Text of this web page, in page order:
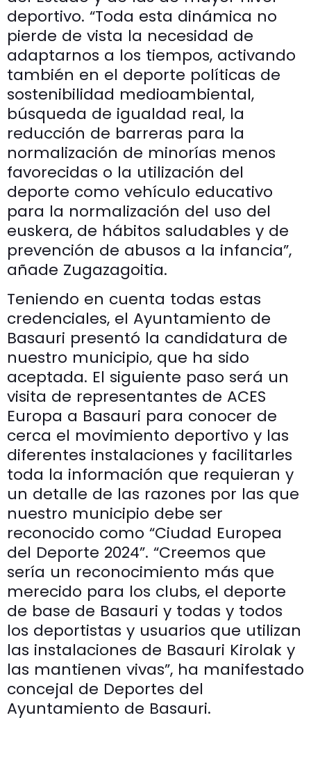
deportivo. “Toda esta dinámica no
pierde de vista la necesidad de
adaptarnos a los tiempos, activando
también en el deporte políticas de
sostenibilidad medioambiental,
búsqueda de igualdad real, la
reducción de barreras para la
normalización de minorías menos
favorecidas o la utilización del
deporte como vehículo educativo
para la normalización del uso del
euskera, de hábitos saludables y de
prevención de abusos a la infancia”,
añade Zugazagoitia.
Teniendo en cuenta todas estas
credenciales, el Ayuntamiento de
Basauri presentó la candidatura de
nuestro municipio, que ha sido
aceptada. El siguiente paso será un
visita de representantes de ACES
Europa a Basauri para conocer de
cerca el movimiento deportivo y las
diferentes instalaciones y facilitarles
toda la información que requieran y
un detalle de las razones por las que
nuestro municipio debe ser
reconocido como “Ciudad Europea
del Deporte 2024”. “Creemos que
sería un reconocimiento más que
merecido para los clubs, el deporte
de base de Basauri y todas y todos
los deportistas y usuarios que utilizan
las instalaciones de Basauri Kirolak y
las mantienen vivas”, ha manifestado
concejal de Deportes del
Ayuntamiento de Basauri.